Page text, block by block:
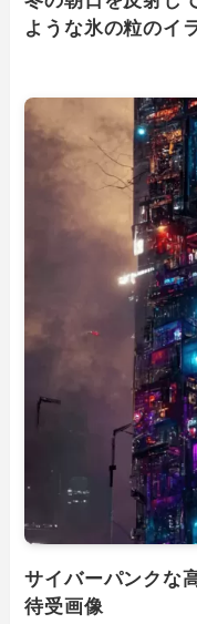
ような氷の粒のイ
サイバーパンクな
待受画像